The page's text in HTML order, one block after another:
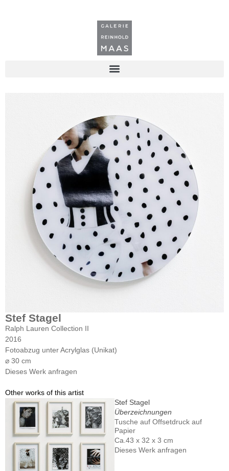
Stef Stagel
Ralph Lauren Collection II
2016
Fotoabzug unter Acrylglas (Unikat)
⌀ 30 cm
Dieses Werk anfragen
Other works of this artist
Stef Stagel
Überzeichnungen
Tusche auf Offsetdruck auf
Papier
Ca.43 x 32 x 3 cm
Dieses Werk anfragen